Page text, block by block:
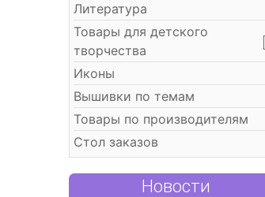
Литература
Товары для детского
творчества
Иконы
Вышивки по темам
Товары по производителям
Стол заказов
Новости